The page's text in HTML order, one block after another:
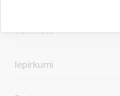
Vakances
Iepirkumi